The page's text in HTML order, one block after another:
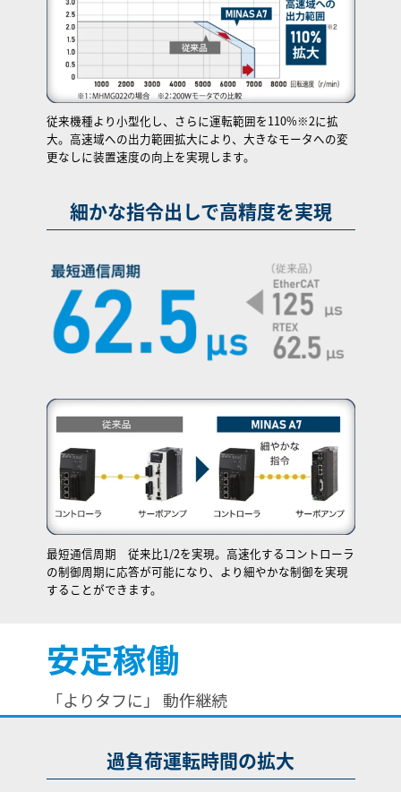
従来機種より小型化し、さらに運転範囲を110%※2に拡
大。高速域への出力範囲拡大により、大きなモータへの変
更なしに装置速度の向上を実現します。
細かな指令出しで高精度を実現
最短通信周期 従来比1/2を実現。高速化するコントローラ
の制御周期に応答が可能になり、より細やかな制御を実現
することができます。
安定稼働
「よりタフに」 動作継続
過負荷運転時間の拡大